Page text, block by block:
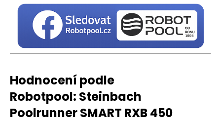
Hodnocení podle
Robotpool: Steinbach
Poolrunner SMART RXB 450